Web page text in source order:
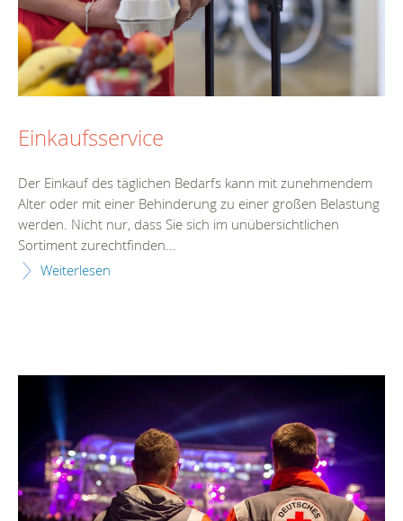
Einkaufsservice
Der Einkauf des täglichen Bedarfs kann mit zunehmendem
Alter oder mit einer Behinderung zu einer großen Belastung
werden. Nicht nur, dass Sie sich im unübersichtlichen
Sortiment zurechtfinden...
Weiterlesen